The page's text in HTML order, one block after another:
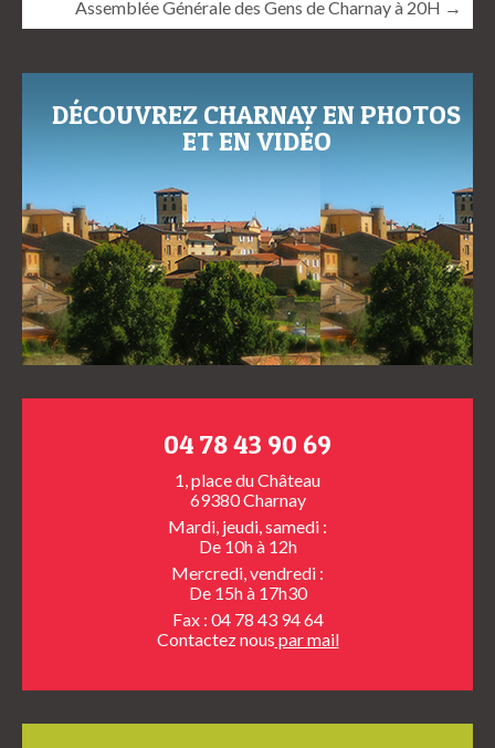
Assemblée Générale des Gens de Charnay à 20H →
DÉCOUVREZ CHARNAY EN PHOTOS
ET EN VIDÉO
04 78 43 90 69
1, place du Château
69380 Charnay
Mardi, jeudi, samedi :
De 10h à 12h
Mercredi, vendredi :
De 15h à 17h30
Fax : 04 78 43 94 64
Contactez nous par mail